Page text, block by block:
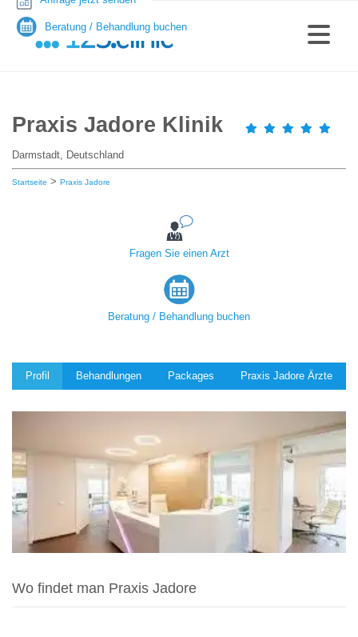
Praxis Jadore Klinik
Darmstadt, Deutschland
Startseite > Praxis Jadore
Fragen Sie einen Arzt
Beratung / Behandlung buchen
Profil
Wo findet man Praxis Jadore
Behandlungen Packages Praxis Jadore Ärzte
Beratung / Behandlung buchen